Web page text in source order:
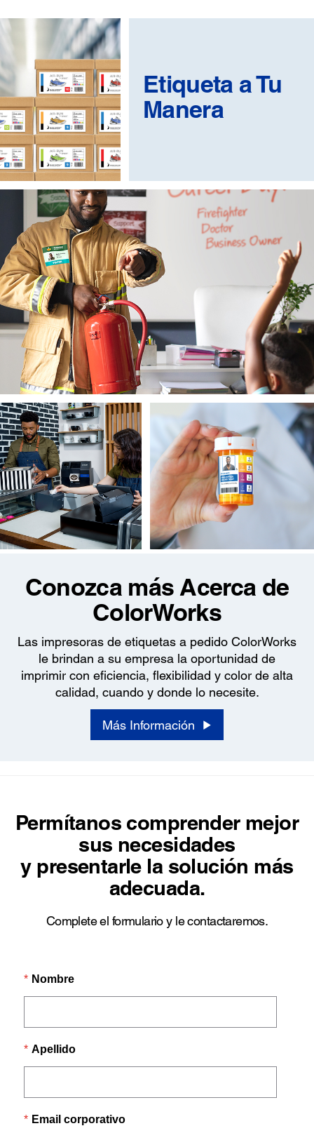
Etiqueta a Tu
Manera
Conozca más Acerca de
ColorWorks
Las impresoras de etiquetas a pedido ColorWorks
le brindan a su empresa la oportunidad de
imprimir con eficiencia, flexibilidad y color de alta
calidad, cuando y donde lo necesite.
Más Información
Permítanos comprender mejor
sus necesidades
y presentarle la solución más
adecuada.
Complete el formulario y le contactaremos.